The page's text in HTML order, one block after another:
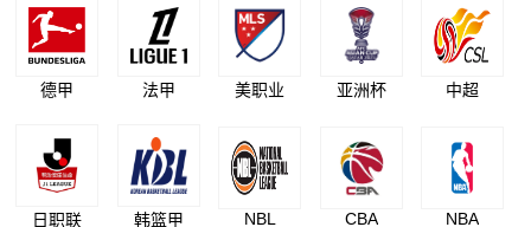
德甲 法甲 美职业 亚洲杯 中超
日职联 韩篮甲 NBL CBA NBA